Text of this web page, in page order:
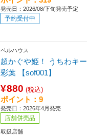
発売日：2026/08/下旬発売予定
予約受付中
ベルハウス
超かぐや姫！ うちわキ
彩葉 【sof001】
¥880 (税込)
ポイント：9
発売日：2026年4月発売
店舗併売品
取扱店舗